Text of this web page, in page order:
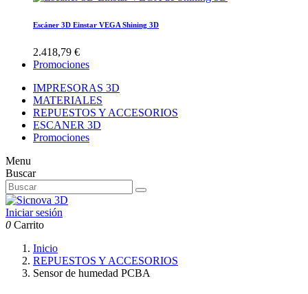
Escáner 3D Einstar VEGA Shining 3D
2.418,79 €
Promociones
IMPRESORAS 3D
MATERIALES
REPUESTOS Y ACCESORIOS
ESCANER 3D
Promociones
Menu
Buscar
Iniciar sesión
0 Carrito
Inicio
REPUESTOS Y ACCESORIOS
Sensor de humedad PCBA